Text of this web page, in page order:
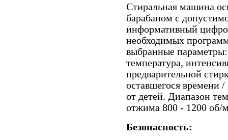
Стиральная машина
барабаном с
информативный
необходимых
выбранные
температура,
предварительной
оставшегося времени
от детей. Диапазон
отжима 800 - 1200 об/
Безопасность: